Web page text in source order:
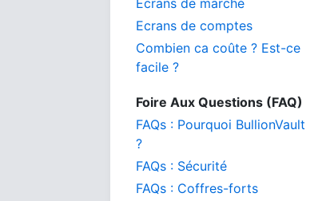
Ecrans de marché
Ecrans de comptes
Combien ca coûte ? Est-ce
facile ?
Foire Aux Questions (FAQ)
FAQs : Pourquoi BullionVault
?
FAQs : Sécurité
FAQs : Coffres-forts